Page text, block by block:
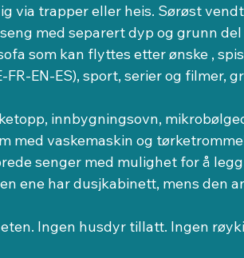
via trapper eller heis. Sørøst
med separert dyp og grunn
som kan flyttes etter ønske ,
EN-ES), sport, serier og filmer,
innbygningsovn,
med vaskemaskin og
senger med mulighet for å
ene har dusjkabinett, mens den
Ingen husdyr tillatt. Ingen